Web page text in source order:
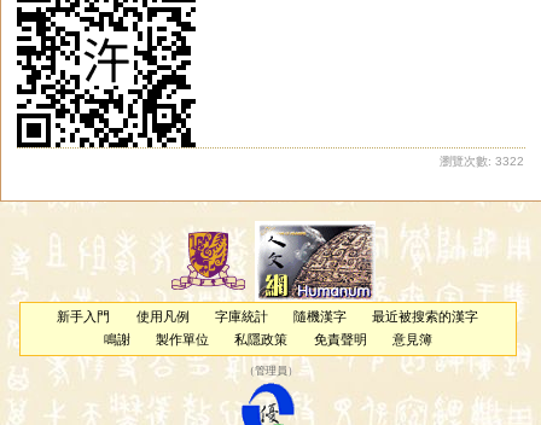
瀏覽次數: 3322
新手入門 使用凡例 字庫統計 隨機漢字
最近被搜索的漢字
鳴謝
製作單位 私隱政策 免責聲明 意見簿
（管理員 ）